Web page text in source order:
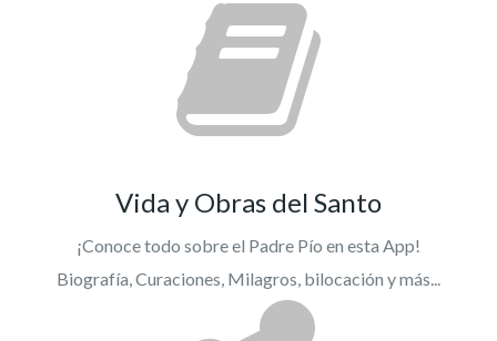
Vida y Obras del Santo
¡Conoce todo sobre el Padre Pío en esta App!
Biografía, Curaciones, Milagros, bilocación y más...